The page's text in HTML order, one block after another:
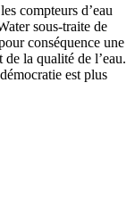
compteurs d’eau
sous-traite de
conséquence une
la qualité de l’eau.
est plus